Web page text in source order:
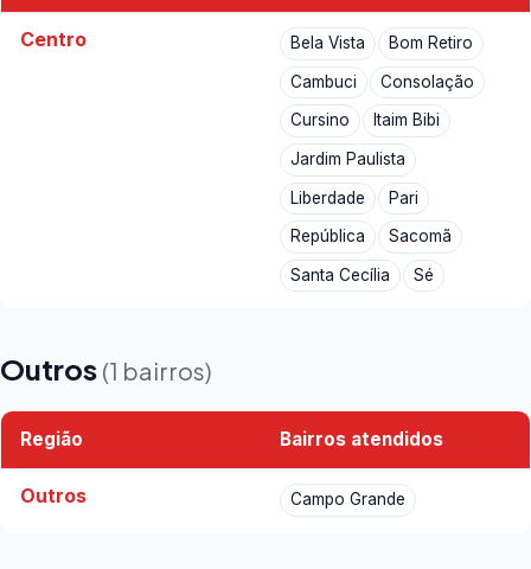
Centro Bela Vista Bom Retiro
Cambuci Consolação
Cursino Itaim Bibi
Jardim Paulista
Liberdade Pari
República Sacomã
Santa Cecília Sé
Outros (1 bairros)
Região Bairros atendidos
Outros Campo Grande